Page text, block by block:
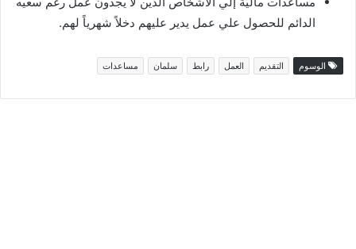
الدائم للحصول علي عمل يدير عليهم دخلاً شهرياً لهم.
الوسوم التقديم العمل رابط سلمان مساعدات